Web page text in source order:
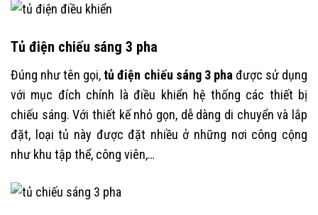
Tủ điện chiếu sáng 3 pha
Đúng như tên gọi,tủ điện chiếu sáng 3 phađược sử dụng
với mục đích chính là điều khiển hệ thống các thiết bị
chiếu sáng. Với thiết kế nhỏ gọn, dễ dàng di chuyển và lắp
đặt, loại tủ này được đặt nhiều ở những nơi công cộng
như khu tập thể, công viên,…